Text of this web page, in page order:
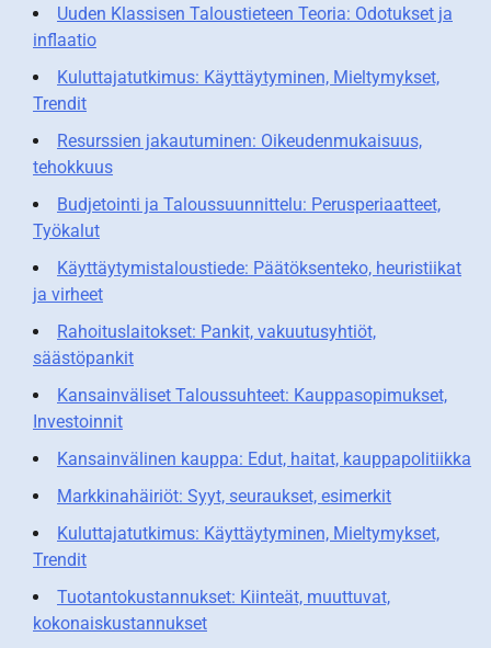
Uuden Klassisen Taloustieteen Teoria: Odotukset ja
inflaatio
Kuluttajatutkimus: Käyttäytyminen, Mieltymykset,
Trendit
Resurssien jakautuminen: Oikeudenmukaisuus,
tehokkuus
Budjetointi ja Taloussuunnittelu: Perusperiaatteet,
Työkalut
Käyttäytymistaloustiede: Päätöksenteko, heuristiikat
ja virheet
Rahoituslaitokset: Pankit, vakuutusyhtiöt,
säästöpankit
Kansainväliset Taloussuhteet: Kauppasopimukset,
Investoinnit
Kansainvälinen kauppa: Edut, haitat, kauppapolitiikka
Markkinahäiriöt: Syyt, seuraukset, esimerkit
Kuluttajatutkimus: Käyttäytyminen, Mieltymykset,
Trendit
Tuotantokustannukset: Kiinteät, muuttuvat,
kokonaiskustannukset